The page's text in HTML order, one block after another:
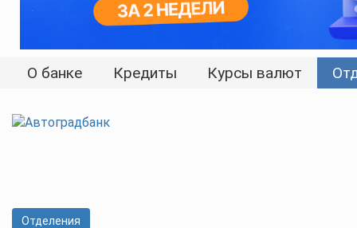
О банке Кредиты Курсы валют
Отделения